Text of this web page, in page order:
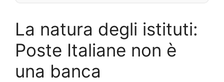
La natura degli istituti:
Poste Italiane non è
una banca